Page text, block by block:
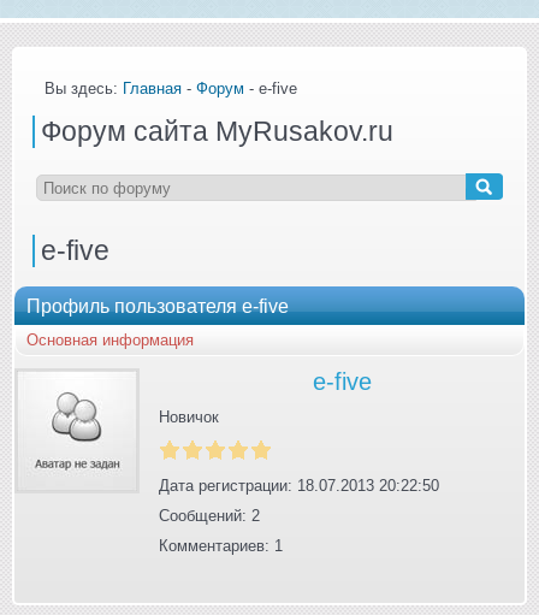
Вы здесь: Главная - Форум - e-five
Форум сайта MyRusakov.ru
e-five
Профиль пользователя e-five
Основная информация
e-five
Новичок
Дата регистрации: 18.07.2013 20:22:50
Сообщений: 2
Комментариев: 1